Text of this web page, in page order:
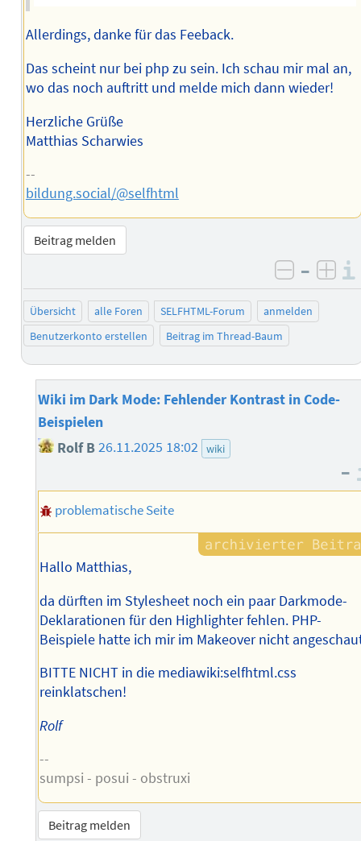
Allerdings, danke für das Feeback.
Das scheint nur bei php zu sein. Ich schau mir mal an,
wo das noch auftritt und melde mich dann wieder!
Herzliche Grüße
Matthias Scharwies
--
bildung.social/@selfhtml
Beitrag melden
negativ
–
Übersicht alle Foren SELFHTML-Forum
anmelden
Benutzerkonto erstellen
Beitrag im Thread-Baum
Wiki im Dark Mode: Fehlender Kontrast in Code-
Beispielen
Rolf B26.11.2025 18:02 wiki
–
problematische Seite
Hallo Matthias,
da dürften im Stylesheet noch ein paar Darkmode-
Deklarationen für den Highlighter fehlen. PHP-
Beispiele hatte ich mir im Makeover nicht
BITTE NICHT in die mediawiki:selfhtml.css
reinklatschen!
Rolf
--
sumpsi - posui - obstruxi
Beitrag melden